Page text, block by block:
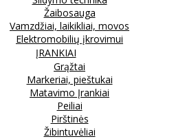
Žaibosauga
Vamzdžiai, laikikliai, movos
Elektromobilių įkrovimui
ĮRANKIAI
Grąžtai
Markeriai, pieštukai
Matavimo Įrankiai
Peiliai
Pirštinės
Žibintuvėliai